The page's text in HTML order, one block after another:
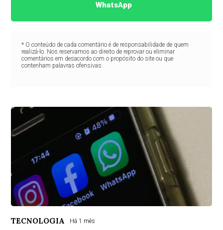
WhatsApp
* O conteúdo de cada comentário é de responsabilidade de quem
realizá-lo. Nos reservamos ao direito de reprovar ou eliminar
comentários em desacordo com o propósito do site ou que
contenham palavras ofensivas.
TECNOLOGIA Há 1 mês